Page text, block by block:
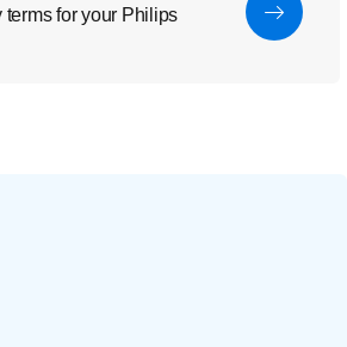
terms for your Philips